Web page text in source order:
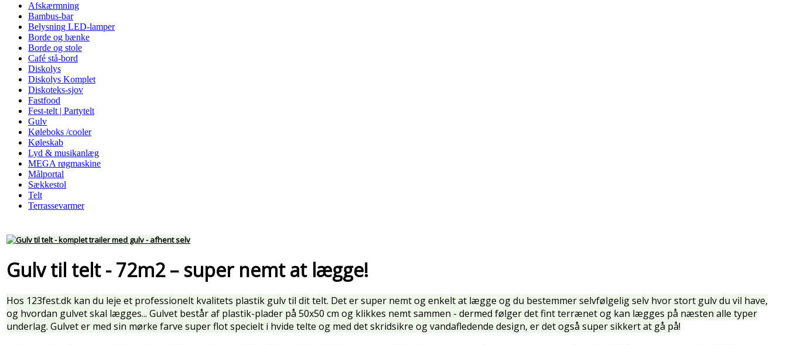
Afskærmning
Bambus-bar
Belysning LED-lamper
Borde og bænke
Borde og stole
Café stå-bord
Diskolys
Diskolys Komplet
Diskoteks-sjov
Fastfood
Fest-telt | Partytelt
Gulv
Køleboks /cooler
Køleskab
Lyd & musikanlæg
MEGA røgmaskine
Målportal
Sækkestol
Telt
Terrassevarmer
Gulv til telt - 72m2 – super nemt at lægge!
Hos 123fest.dk kan du leje et professionelt kvalitets plastik gulv til dit telt. Det er super nemt og enkelt at lægge og du bestemmer selvfølgelig selv hvor stort gulv du vil have,
og hvordan gulvet skal lægges... Gulvet består af plastik-plader på 50x50 cm og klikkes nemt sammen - dermed følger det fint terrænet og kan lægges på næsten alle typer
underlag. Gulvet er med sin mørke farve super flot specielt i hvide telte og med det skridsikre og vandafledende design, er det også super sikkert at gå på!